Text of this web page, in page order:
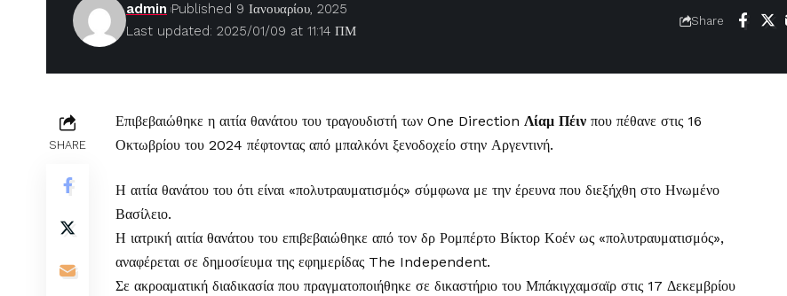
Last updated: 2025/01/09 at 11:14 ΠΜ
admin Published 9 Ιανουαρίου, 2025
Share
SHARE
Επιβεβαιώθηκε η αιτία θανάτου του τραγουδιστή των One Direction Λίαμ Πέιν που πέθανε στις 16
Οκτωβρίου του 2024 πέφτοντας από μπαλκόνι ξενοδοχείο στην Αργεντινή.
Η αιτία θανάτου του ότι είναι «πολυτραυματισμός» σύμφωνα με την έρευνα που διεξήχθη στο Ηνωμένο
Βασίλειο.
Η ιατρική αιτία θανάτου του επιβεβαιώθηκε από τον δρ Ρομπέρτο Βίκτορ Κοέν ως «πολυτραυματισμός»,
αναφέρεται σε δημοσίευμα της εφημερίδας The Independent.
Σε ακροαματική διαδικασία που πραγματοποιήθηκε σε δικαστήριο του Μπάκιγχαμσαϊρ στις 17 Δεκεμβρίου